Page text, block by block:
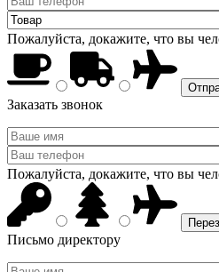
Пожалуйста, докажите, что вы
Заказать звонок
Пожалуйста, докажите, что вы
Письмо директору